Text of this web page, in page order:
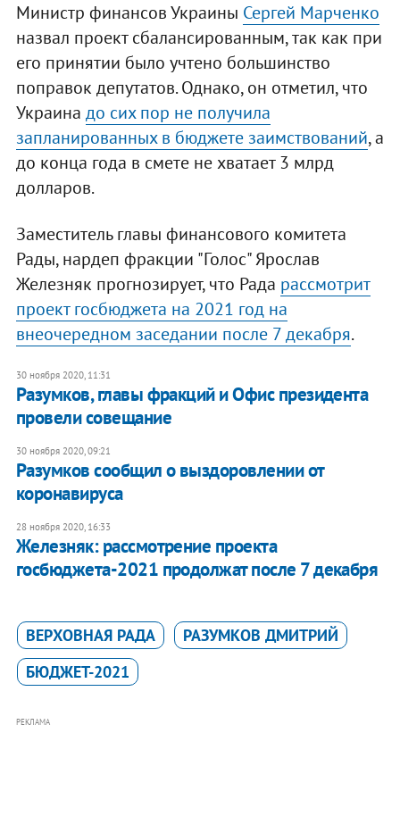
Министр финансов Украины Сергей Марченко
назвал проект сбалансированным, так как при
его принятии было учтено большинство
поправок депутатов. Однако, он отметил, что
Украина до сих пор не получила
запланированных в бюджете заимствований, а
до конца года в смете не хватает 3 млрд
долларов.
Заместитель главы финансового комитета
Рады, нардеп фракции "Голос" Ярослав
Железняк прогнозирует, что Рада рассмотрит
проект госбюджета на 2021 год на
внеочередном заседании после 7 декабря.
30 ноября 2020, 11:31
Разумков, главы фракций и Офис президента
провели совещание
30 ноября 2020, 09:21
Разумков сообщил о выздоровлении от
коронавируса
28 ноября 2020, 16:33
Железняк: рассмотрение проекта
госбюджета-2021 продолжат после 7 декабря
ВЕРХОВНАЯ РАДА
РАЗУМКОВ ДМИТРИЙ
БЮДЖЕТ-2021
РЕКЛАМА